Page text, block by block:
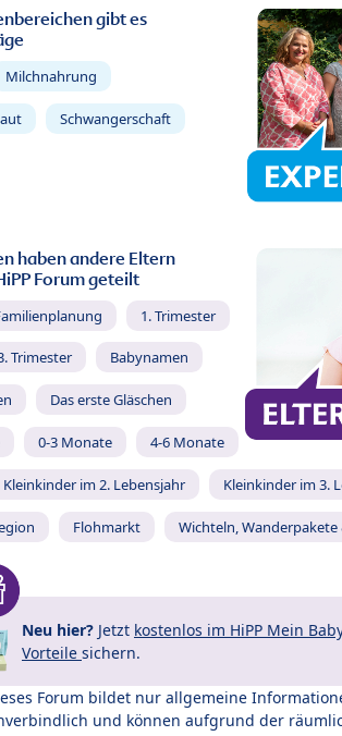
gibt es
Milchnahrung
Schwangerschaft
haben andere Eltern
Forum geteilt
1. Trimester
Trimester Babynamen
Das erste Gläschen
0-3 Monate 4-6 Monate
Kleinkinder im 2. Lebensjahr Kleinkinder im 3.
Flohmarkt Wichteln, Wanderpakete
Neu hier? Jetzt kostenlos im HiPP Mein
Vorteile sichern.
Forum bildet nur allgemeine
und können aufgrund der